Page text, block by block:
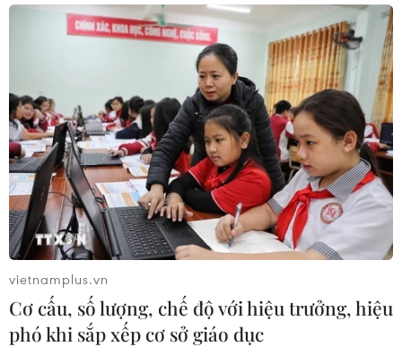
phi công vì nghi bằng giả
Hãng hàng không quốc tế Pakistan sẽ đình chỉ bay đối
với 1/3 trong tổng số 434 phi công của hãng do nghi
ngờ bằng cấp và chứng chỉ bay của họ "không đáng tin
cậy."
vietnamplus.vn
Cơ cấu, số lượng, chế độ với hiệu trưởng, hiệu
phó khi sắp xếp cơ sở giáo dục